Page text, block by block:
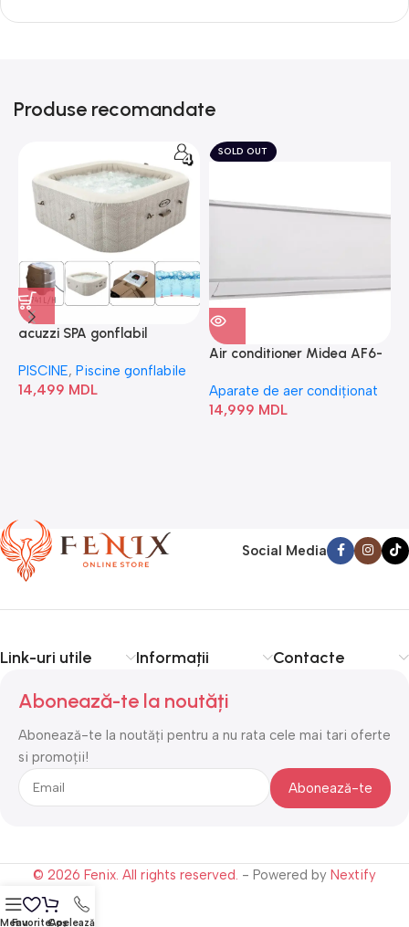
Produse recomandate
acuzzi SPA gonflabil
Bubble” 28446
PISCINE, Piscine gonflabile
14,499 MDL
SOLD OUT
Air conditioner Midea AF6-
Aparate de aer condiționat
14,999 MDL
Social Media
Link-uri utile Informații Contacte
Abonează-te la noutăți
Abonează-te la noutăți pentru a nu rata cele mai tari oferte
si promoții!
© 2026 Fenix. All rights reserved. - Powered by Nextify
MenuFavoriteCoș
Apelează-ne